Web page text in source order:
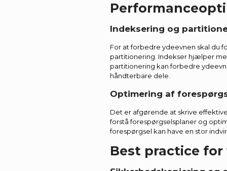
Indeksering og
For at forbedre ydeevnen skal du
partitionering. Indekser hjælper
partitionering kan forbedre
håndterbare dele.
Optimering af
Det er afgørende at skrive
forstå forespørgselsplaner og
forespørgsel kan have en stor
Best practice